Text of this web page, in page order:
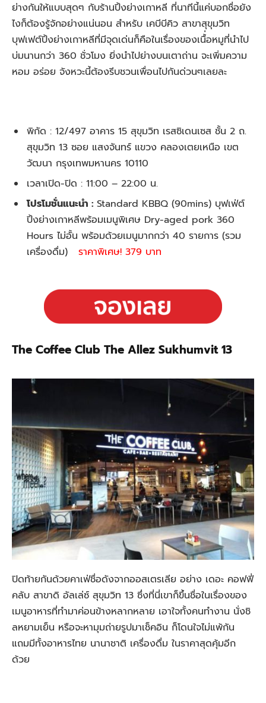
ย่างกันให้แบบสุดๆ กับร้านปิ้งย่างเกาหลี ที่นาทีนี้แค่บอกชื่อยัง
ไงก็ต้องรู้จักอย่างแน่นอน สำหรับ เคบีบีคิว สาขาสุขุมวิท
บุฟเฟต์ปิ้งย่างเกาหลีที่มีจุดเด่นก็คือในเรื่องของเนื้่อหมูที่นำไป
บ่มนานกว่า 360 ชั่วโมง ยิ่งนำไปย่างบนเตาถ่าน จะเพิ่มความ
หอม อร่อย จังหวะนี้ต้องรีบชวนเพื่อนไปกันด่วนๆเลยละ
พิกัด : 12/497 อาคาร 15 สุขุมวิท เรสซิเดนเซส ชั้น 2 ถ.
สุขุมวิท 13 ซอย แสงจันทร์ แขวง คลองเตยเหนือ เขต
วัฒนา กรุงเทพมหานคร 10110
เวลาเปิด-ปิด : 11:00 – 22:00 น.
โปรโมชั่นแนะนำ : Standard KBBQ (90mins) บุฟเฟ่ต์
ปิ้งย่างเกาหลีพร้อมเมนูพิเศษ Dry-aged pork 360
Hours ไม่อั้น พร้อมด้วยเมนูมากกว่า 40 รายการ (รวม
เครื่องดื่ม) ราคาพิเศษ! 379 บาท
The Coffee Club The Allez Sukhumvit 13
ปิดท้ายกันด้วยคาเฟ่ชื่อดังจากออสเตรเลีย อย่าง เดอะ คอฟฟี่
คลับ สาขาดิ อัลเล่ซ์ สุขุมวิท 13 ซึ่งที่นี่เขาก็ขึ้นชื่อในเรื่องของ
เมนูอาหารที่ทำมาค่อนข้างหลากหลาย เอาใจทั้งคนทำงาน นั่งชิ
ลหยามเย็น หรือจะหามุมถ่ายรูปมาเช็คอิน ก็โดนใจไม่แพ้กัน
แถมมีทั้งอาหารไทย นานาชาติ เครื่องดื่ม ในราคาสุดคุ้มอีก
ด้วย